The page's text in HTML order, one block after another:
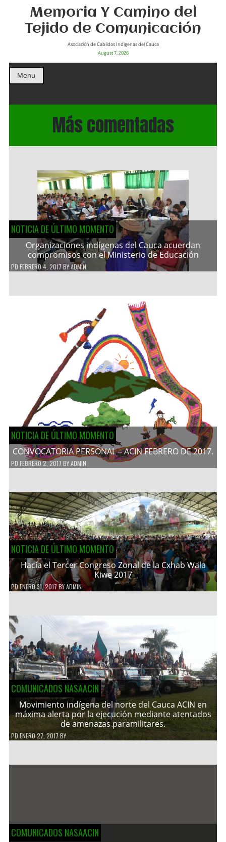
Memoria Y Camino del
Tejido de Comunicación
Asociación de Cabildos Indìgenas del Cauca
August 7, 2026
Menu
Más comentadas
NOTICIA DE ÚLTIMO MOMENTO
Organizaciones indígenas del Cauca acuerdan
compromisos con el Ministerio de Educación
PD FEBRERO 4, 2017 BYADMIN
NOTICIA DE ÚLTIMO MOMENTO
CONVOCATORIA PERSONAL – ACIN FEBRERO DE 2017.
PD FEBRERO 2, 2017 BYADMIN
NOTICIA DE ÚLTIMO MOMENTO
Hacía el Tercer Congreso Zonal de la Cxhab Wala
Kiwe 2017
PDENERO 31, 2017 BYADMIN
COMUNICADOS NASAACIN
Movimiento indígena del norte del Cauca ACIN en
máxima alerta por la ejecución mediante atentados
de amenazas paramilitares.
PDENERO 27, 2017 BY
COMUNICADOS NASAACIN